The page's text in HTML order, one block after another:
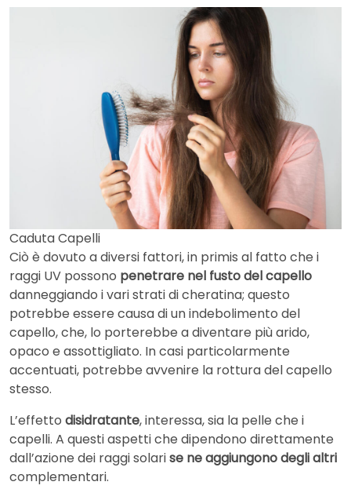
Caduta Capelli
Ciò è dovuto a diversi fattori, in primis al fatto che i
raggi UV possono penetrare nel fusto del capello
danneggiando i vari strati di cheratina; questo
potrebbe essere causa di un indebolimento del
capello, che, lo porterebbe a diventare più arido,
opaco e assottigliato. In casi particolarmente
accentuati, potrebbe avvenire la rottura del capello
stesso.
L’effetto disidratante, interessa, sia la pelle che i
capelli. A questi aspetti che dipendono direttamente
dall’azione dei raggi solarise ne aggiungono degli altri
complementari.